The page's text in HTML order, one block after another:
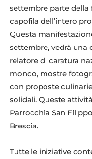
settembre parte della
capofila dell’intero
Questa
settembre, vedrà una
relatore di caratura
mondo, mostre
con proposte
solidali. Queste
Parrocchia San
Brescia.
Tutte le iniziative